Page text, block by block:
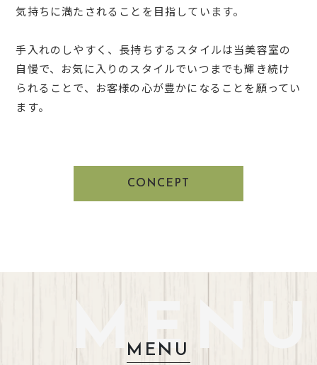
気持ちに満たされることを目指しています。
手入れのしやすく、長持ちするスタイルは当美容室の
自慢で、お気に入りのスタイルでいつまでも輝き続け
られることで、お客様の心が豊かになることを願ってい
ます。
CONCEPT
MENU
MENU